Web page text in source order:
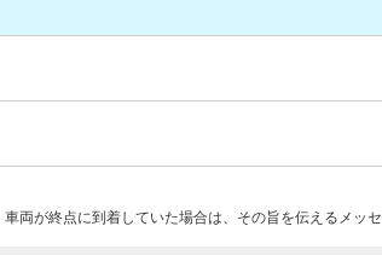
両が終点に到着していた場合は、その旨を伝えるメッセ